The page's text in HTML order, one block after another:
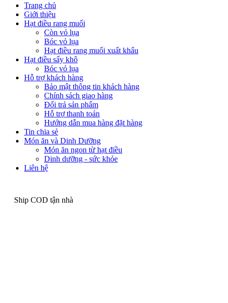
Trang chủ
Giới thiệu
Hạt điều rang muối
Còn vỏ lụa
Bóc vỏ lụa
Hạt điều rang muối xuất khẩu
Hạt điều sấy khô
Bóc vỏ lụa
Hỗ trợ khách hàng
Bảo mật thông tin khách hàng
Chính sách giao hàng
Đổi trả sản phẩm
Hỗ trợ thanh toán
Hướng dẫn mua hàng đặt hàng
Tin chia sẻ
Món ăn và Dinh Dưỡng
Món ăn ngon từ hạt điều
Dinh dưỡng - sức khỏe
Liên hệ
Ship COD tận nhà